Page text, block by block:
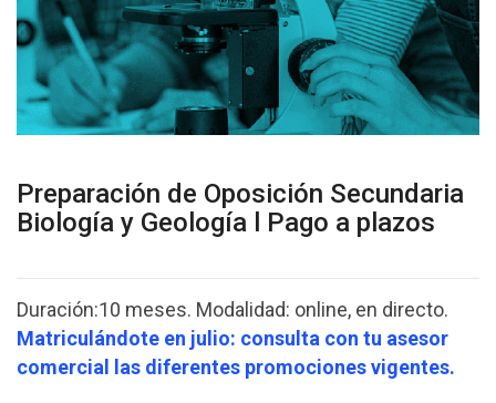
Preparación de Oposición Secundaria
Biología y Geología l Pago a plazos
Duración:10 meses. Modalidad: online, en directo.
Matriculándote en julio: consulta con tu asesor
comercial las diferentes promociones vigentes.